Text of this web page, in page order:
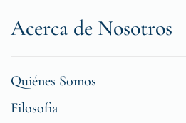
Acerca de Nosotros
Quiénes Somos
Filosofia